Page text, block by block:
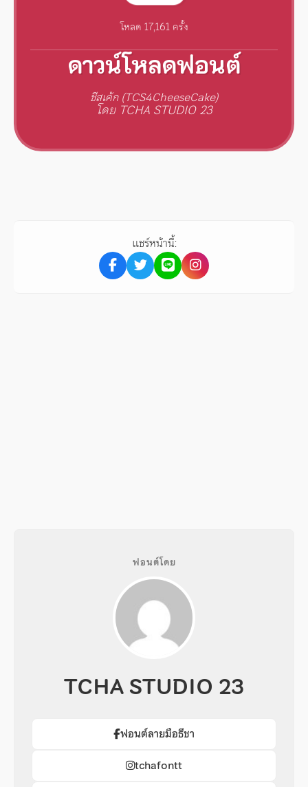
โหลด 17,161 ครั้ง
ดาวน์โหลดฟอนต์
ชีสเค้ก (TCS4CheeseCake)
โดย TCHA STUDIO 23
แชร์หน้านี้:
ฟอนต์โดย
TCHA STUDIO 23
ฟอนต์ลายมือธีชา
tchafontt